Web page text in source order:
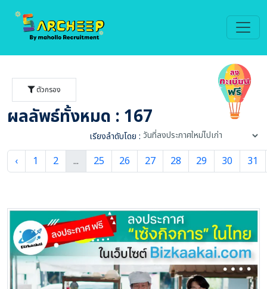
ตัวกรอง
ผลลัพธ์ทั้งหมด : 167
เรียงลำดับโดย :
‹ 1 2 ... 25 26 27 28 29 30 31